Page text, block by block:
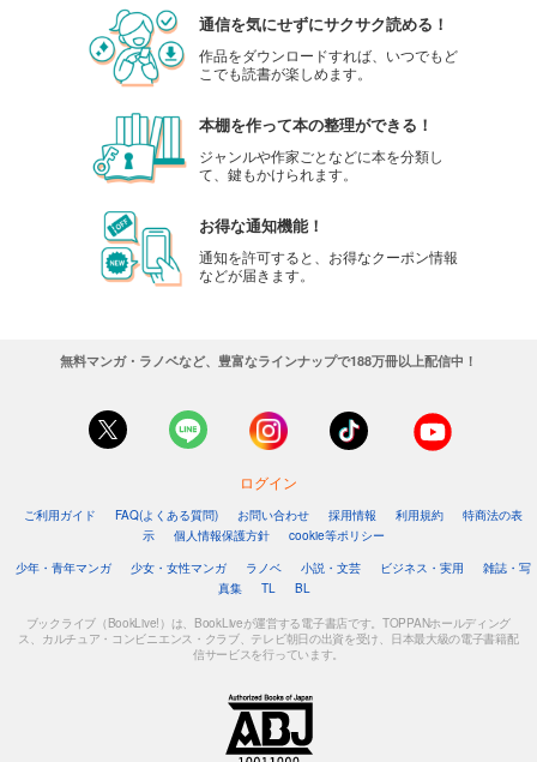
通信を気にせずにサクサク読める！
作品をダウンロードすれば、いつでもど
こでも読書が楽しめます。
本棚を作って本の整理ができる！
ジャンルや作家ごとなどに本を分類し
て、鍵もかけられます。
お得な通知機能！
通知を許可すると、お得なクーポン情報
などが届きます。
無料マンガ・ラノベなど、豊富なラインナップで188万冊以上配信中！
ログイン
ご利用ガイド FAQ(よくある質問) お問い合わせ 採用情報 利用規約
特商法の表
示
個人情報保護方針
cookie等ポリシー
少年・青年マンガ
少女・女性マンガ ラノベ 小説・文芸 ビジネス・実用
雑誌・写
真集
TL BL
ブックライブ（BookLive!）は、BookLiveが運営する電子書店です。TOPPANホールディング
ス、カルチュア・コンビニエンス・クラブ、テレビ朝日の出資を受け、日本最大級の電子書籍配
信サービスを行っています。